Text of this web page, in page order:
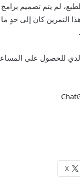
لم يتم تصميم
التمرين كان إلى حدٍ ما
للحصول على
X